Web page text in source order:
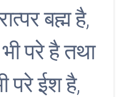
बह्म है,
परे है तथा
परे ईश है,